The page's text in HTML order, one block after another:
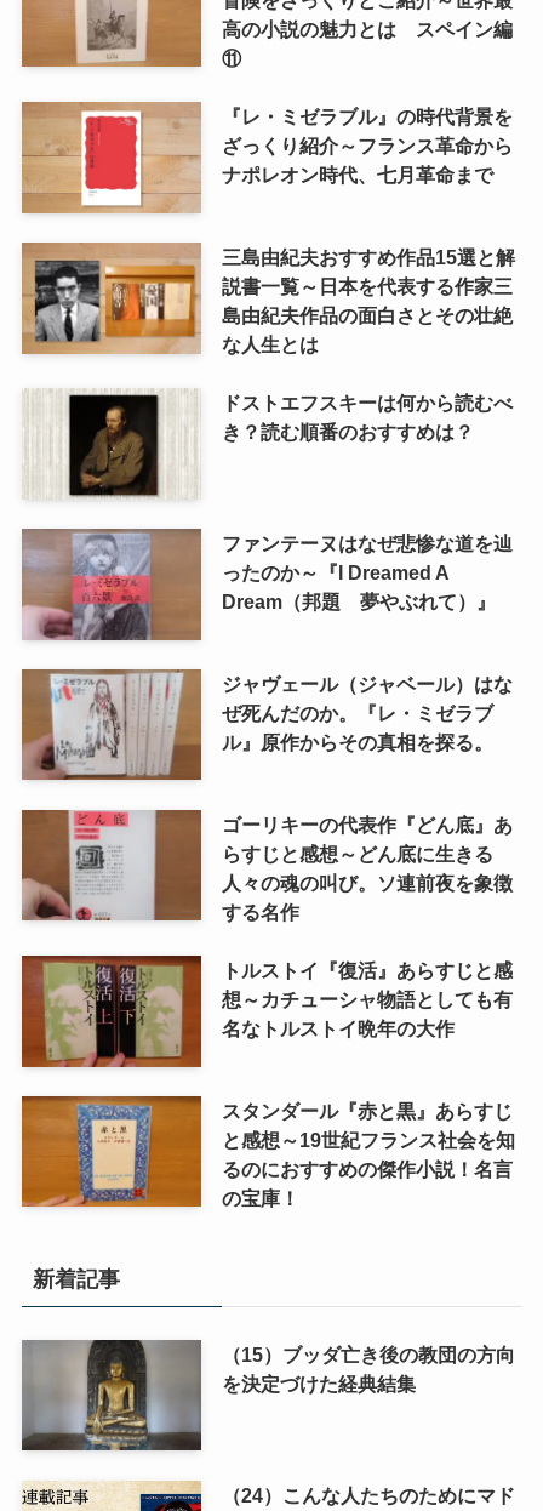
高の小説の魅力とは スペイン編
⑪
『レ・ミゼラブル』の時代背景を
ざっくり紹介～フランス革命から
ナポレオン時代、七月革命まで
三島由紀夫おすすめ作品15選と解
説書一覧～日本を代表する作家三
島由紀夫作品の面白さとその壮絶
な人生とは
ドストエフスキーは何から読むべ
き？読む順番のおすすめは？
ファンテーヌはなぜ悲惨な道を辿
ったのか～『I Dreamed A
Dream（邦題 夢やぶれて）』
ジャヴェール（ジャベール）はな
ぜ死んだのか。『レ・ミゼラブ
ル』原作からその真相を探る。
ゴーリキーの代表作『どん底』あ
らすじと感想～どん底に生きる
人々の魂の叫び。ソ連前夜を象徴
する名作
トルストイ『復活』あらすじと感
想～カチューシャ物語としても有
名なトルストイ晩年の大作
スタンダール『赤と黒』あらすじ
と感想～19世紀フランス社会を知
るのにおすすめの傑作小説！名言
の宝庫！
新着記事
（15）ブッダ亡き後の教団の方向
を決定づけた経典結集
（24）こんな人たちのためにマド